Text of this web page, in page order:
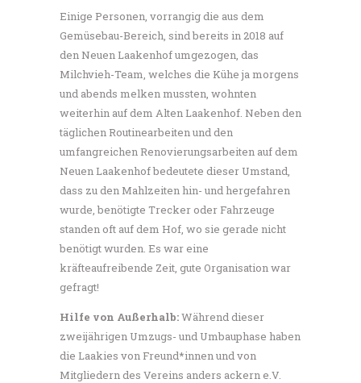
Einige Personen, vorrangig die aus dem
Gemüsebau-Bereich, sind bereits in 2018 auf
den Neuen Laakenhof umgezogen, das
Milchvieh-Team, welches die Kühe ja morgens
und abends melken mussten, wohnten
weiterhin auf dem Alten Laakenhof. Neben den
täglichen Routinearbeiten und den
umfangreichen Renovierungsarbeiten auf dem
Neuen Laakenhof bedeutete dieser Umstand,
dass zu den Mahlzeiten hin- und hergefahren
wurde, benötigte Trecker oder Fahrzeuge
standen oft auf dem Hof, wo sie gerade nicht
benötigt wurden. Es war eine
kräfteaufreibende Zeit, gute Organisation war
gefragt!
Hilfe von Außerhalb:Während dieser
zweijährigen Umzugs- und Umbauphase haben
die Laakies von Freund*innen und von
Mitgliedern des Vereins anders ackern e.V.